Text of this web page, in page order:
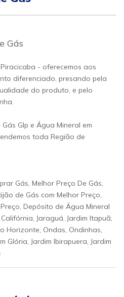
Gás
- oferecemos aos
diferenciado, presando pela
do produto, e pelo
Glp e Água Mineral em
toda Região de
Gás, Melhor Preço De Gás,
de Gás com Melhor Preço,
Depósito de Água Mineral
Jaraguá, Jardim Itapuã,
Horizonte, Ondas, Ondinhas,
Glória, Jardim Ibirapuera, Jardim